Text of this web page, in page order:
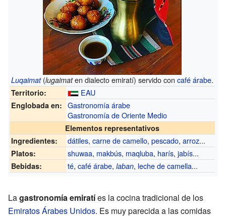
Luqaimat(lugaimaten dialecto emiratí) servido concafé árabe.
Territorio: EAU
Englobada en:
Gastronomía árabe
Gastronomía de Oriente Medio
Elementos representativos
Ingredientes:
dátiles,carne de camello,pescado,arroz...
Platos: shuwaa, makbús, maqluba, harís,jabís...
Bebidas: té,café árabe,laban, leche de camella...
Lagastronomía emiratíes la cocina tradicional de los
Emiratos Árabes Unidos. Es muy parecida a las comidas